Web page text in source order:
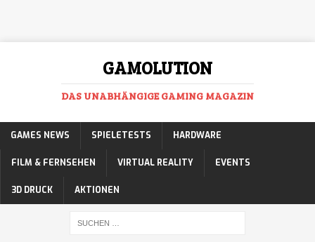
GAMOLUTION
DAS UNABHÄNGIGE GAMING MAGAZIN
GAMES NEWS SPIELETESTS HARDWARE
FILM & FERNSEHEN VIRTUAL REALITY EVENTS
3D DRUCK AKTIONEN